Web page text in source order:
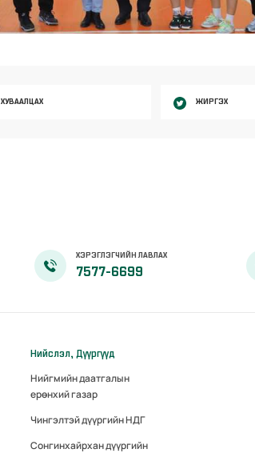
ХУВААЛЦАХ ЖИРГЭХ
ХЭРЭГЛЭГЧИЙН ЛАВЛАХ
7577-6699
Нийслэл, Дүүргүүд
Нийгмийн даатгалын
ерөнхий газар
Чингэлтэй дүүргийн НДГ
Сонгинхайрхан дүүргийн